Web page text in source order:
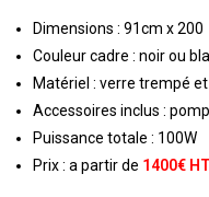
Dimensions : 91cm x 200
Couleur cadre : noir ou
Matériel : verre trempé
Accessoires inclus :
Puissance totale : 100W
Prix : a partir de 1400€ HT